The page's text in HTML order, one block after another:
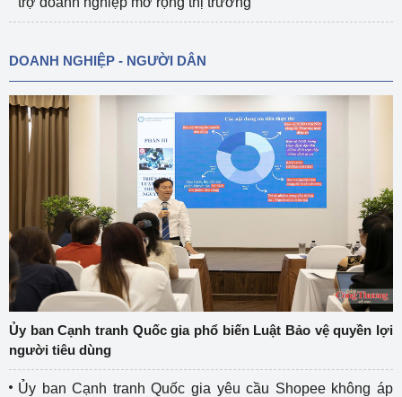
DOANH NGHIỆP - NGƯỜI DÂN
Ủy ban Cạnh tranh Quốc gia phổ biến Luật Bảo vệ quyền lợi
người tiêu dùng
Ủy ban Cạnh tranh Quốc gia yêu cầu Shopee không áp